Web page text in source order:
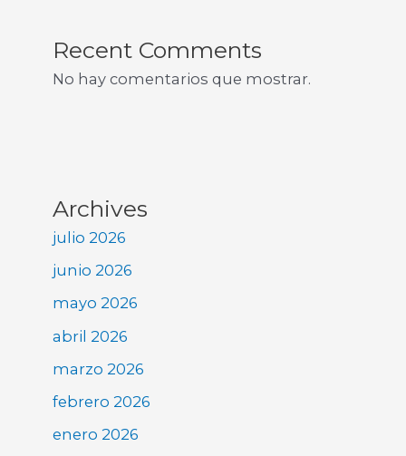
Recent Comments
No hay comentarios que mostrar.
Archives
julio 2026
junio 2026
mayo 2026
abril 2026
marzo 2026
febrero 2026
enero 2026